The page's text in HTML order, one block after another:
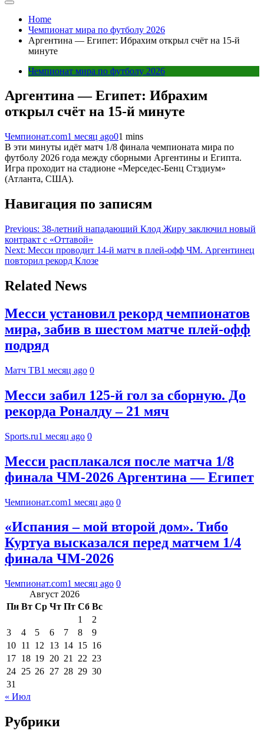
Home
Чемпионат мира по футболу 2026
Аргентина — Египет: Ибрахим открыл счёт на 15-й
минуте
Чемпионат мира по футболу 2026
Аргентина — Египет: Ибрахим
открыл счёт на 15-й минуте
Чемпионат.com1 месяц ago01 mins
В эти минуты идёт матч 1/8 финала чемпионата мира по
футболу 2026 года между сборными Аргентины и Египта.
Игра проходит на стадионе «Мерседес-Бенц Стэдиум»
(Атланта, США).
Навигация по записям
Previous: 38-летний нападающий Клод Жиру заключил новый
контракт с «Оттавой»
Next: Месси проводит 14-й матч в плей-офф ЧМ. Аргентинец
повторил рекорд Клозе
Related News
Месси установил рекорд чемпионатов
мира, забив в шестом матче плей‑офф
подряд
Матч ТВ1 месяц ago 0
Месси забил 125-й гол за сборную. До
рекорда Роналду – 21 мяч
Sports.ru1 месяц ago 0
Месси расплакался после матча 1/8
финала ЧМ-2026 Аргентина — Египет
Чемпионат.com1 месяц ago 0
«Испания – мой второй дом». Тибо
Куртуа высказался перед матчем 1/4
финала ЧМ-2026
Чемпионат.com1 месяц ago 0
Август 2026
Пн Вт Ср Чт Пт Сб Вс
1
2
3
4 5 6 7 8
9
10 11 12 13 14 15 16
17 18 19 20 21 22 23
24 25 26 27 28 29 30
31
« Июл
Рубрики